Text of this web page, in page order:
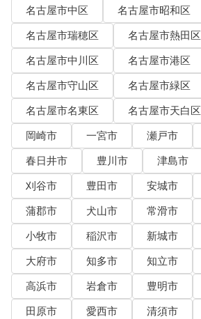
名古屋市中区
名古屋市昭和区
名古屋市瑞穂区
名古屋市熱田区
名古屋市中川区
名古屋市港区
名古屋市守山区
名古屋市緑区
名古屋市名東区
名古屋市天白区
岡崎市
一宮市 瀬戸市
春日井市
豊川市 津島市
刈谷市
豊田市 安城市
蒲郡市
犬山市 常滑市
小牧市
稲沢市 新城市
大府市
知多市 知立市
高浜市
岩倉市 豊明市
田原市
愛西市 清須市